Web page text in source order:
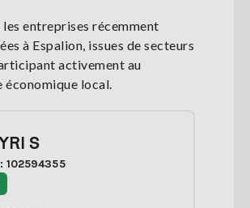
entreprises récemment
à Espalion, issues de secteurs
activement au
économique local.
S
102594355